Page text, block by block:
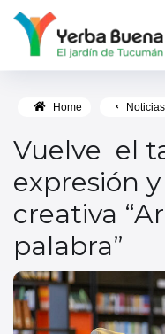
Home Noticias_
Vuelve el
expresión
creativa
palabra”